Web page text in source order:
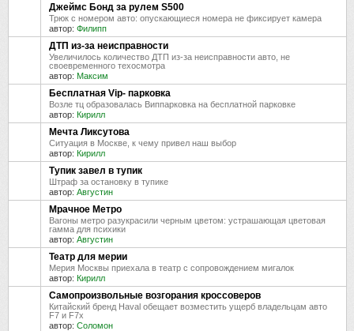
Джеймс Бонд за рулем S500
Трюк с номером авто: опускающиеся номера не фиксирует камера
автор: Филипп
ДТП из-за неисправности
Увеличилось количество ДТП из-за неисправности авто, не
своевременного техосмотра
автор: Максим
Бесплатная Vip- парковка
Возле тц образовалась Виппарковка на бесплатной парковке
автор: Кирилл
Мечта Ликсутова
Ситуация в Москве, к чему привел наш выбор
автор: Кирилл
Тупик завел в тупик
Штраф за остановку в тупике
автор: Августин
Мрачное Метро
Вагоны метро разукрасили черным цветом: устрашающая цветовая
гамма для психики
автор: Августин
Театр для мерии
Мерия Москвы приехала в театр с сопровождением мигалок
автор: Кирилл
Самопроизвольные возгорания кроссоверов
Китайский бренд Haval обещает возместить ущерб владельцам авто
F7 и F7x
автор: Соломон